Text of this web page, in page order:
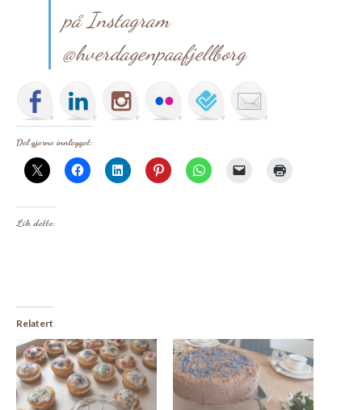
på Instagram
@hverdagenpaafjellborg
Del gjerne innlegget:
Lik dette:
Relatert